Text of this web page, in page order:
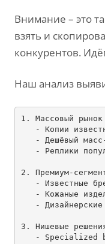
Внимание – это
взять и
конкурентов.
Наш анализ
1. Массовый
   -
   -
   -
2. Премиум-
   -
   -
   -
3. Нишевые
   -